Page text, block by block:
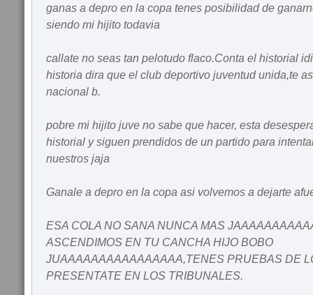
ganas a depro en la copa tenes posibilidad de
siendo mi hijito todavia
callate no seas tan pelotudo flaco.Conta el historial
historia dira que el club deportivo juventud unida,te
nacional b.
pobre mi hijito juve no sabe que hacer, esta
historial y siguen prendidos de un partido para
nuestros jaja
Ganale a depro en la copa asi volvemos a dejarte
ESA COLA NO SANA NUNCA MAS
ASCENDIMOS EN TU CANCHA HIJO BOBO
JUAAAAAAAAAAAAAAAA,TENES PRUEBAS DE
PRESENTATE EN LOS TRIBUNALES.